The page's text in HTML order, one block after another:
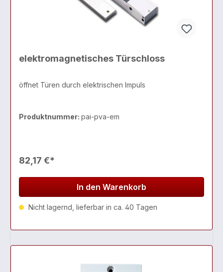
elektromagnetisches Türschloss
öffnet Türen durch elektrischen Impuls
Produktnummer: pai-pva-em
82,17 €*
In den Warenkorb
Nicht lagernd, lieferbar in ca. 40 Tagen